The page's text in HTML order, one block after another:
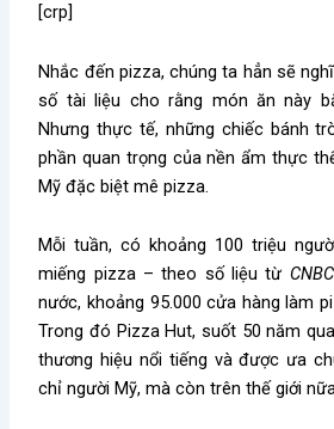
[crp]
Nhắc đến pizza, chúng ta hẳn sẽ
số tài liệu cho rằng món ăn này
Nhưng thực tế, những chiếc bánh
phần quan trọng của nền ẩm thực
Mỹ đặc biệt mê pizza.
Mỗi tuần, có khoảng 100 triệu
miếng pizza – theo số liệu từ CNBC
nước, khoảng 95.000 cửa hàng làm
Trong đó Pizza Hut, suốt 50 năm
thương hiệu nổi tiếng và được ưa
chỉ người Mỹ, mà còn trên thế giới